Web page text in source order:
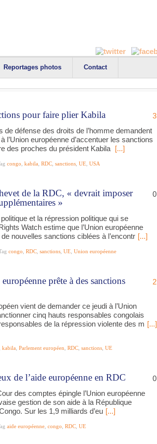
Reportages photos Contact
pour faire plier Kabila
3
de défense des droits de l’homme demandent
l’Union européenne d’accentuer les sanctions
des proches du président Kabila [...]
congo kabila RDC sanctions UE USA
de la RDC, « devrait imposer
»
0
et la répression politique qui se
Watch estime que l’Union européenne
nouvelles sanctions ciblées à l’encontr [...]
congo RDC sanctions UE Union européenne
prête à des sanctions
2
vient de demander ce jeudi à l’Union
cinq hauts responsables congolais
de la répression violente des m [...]
kabila Parlement européen RDC sanctions UE
de l’aide européenne en RDC
0
des comptes épingle l’Union européenne
gestion de son aide à la République
Sur les 1,9 milliards d’eu [...]
aide européenne congo RDC UE